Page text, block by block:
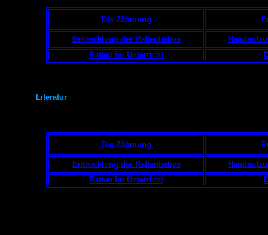
Die Zähmung
Entwicklung der Rattenbabys
Ratten im Unterricht
Literatur
Die Zähmung
Entwicklung der Rattenbabys
Ratten im Unterricht